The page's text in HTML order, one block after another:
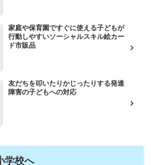
家庭や保育園ですぐに使える子どもが
行動しやすいソーシャルスキル絵カー
ド市販品
友だちを叩いたりかじったりする発達
障害の子どもへの対応
学校へ